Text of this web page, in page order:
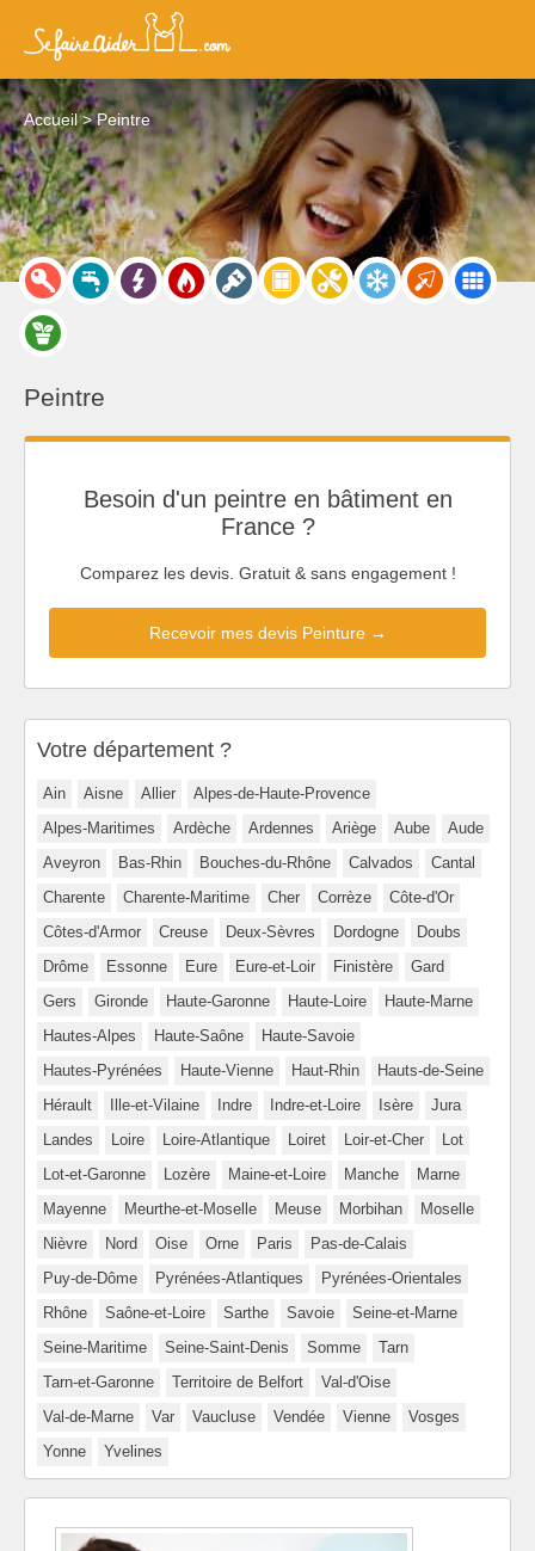
Accueil Peintre
Peintre
Besoin d'un peintre en bâtiment en
France ?
Comparez les devis. Gratuit & sans engagement !
Recevoir mes devis Peinture →
Votre département ?
Ain Aisne Allier
Alpes-de-Haute-Provence
Alpes-Maritimes
Ardèche Ardennes Ariège Aube
Aude
Aveyron
Bas-Rhin Bouches-du-Rhône Calvados
Cantal
Charente
Charente-Maritime Cher Corrèze
Côte-d'Or
Côtes-d'Armor
Creuse Deux-Sèvres Dordogne
Doubs
Drôme
Essonne Eure Eure-et-Loir Finistère
Gard
Gers
Gironde Haute-Garonne Haute-Loire
Haute-Marne
Hautes-Alpes
Haute-Saône
Haute-Savoie
Hautes-Pyrénées
Haute-Vienne Haut-Rhin
Hauts-de-Seine
Hérault
Ille-et-Vilaine Indre Indre-et-Loire Isère
Jura
Landes
Loire Loire-Atlantique Loiret Loir-et-Cher
Lot
Lot-et-Garonne
Lozère Maine-et-Loire Manche
Marne
Mayenne
Meurthe-et-Moselle Meuse Morbihan
Moselle
Nièvre
Nord Oise Orne Paris
Pas-de-Calais
Puy-de-Dôme
Pyrénées-Atlantiques
Pyrénées-Orientales
Rhône
Saône-et-Loire Sarthe Savoie
Seine-et-Marne
Seine-Maritime
Seine-Saint-Denis Somme
Tarn
Tarn-et-Garonne
Territoire de Belfort
Val-d'Oise
Val-de-Marne
Var Vaucluse Vendée Vienne
Vosges
Yonne
Yvelines